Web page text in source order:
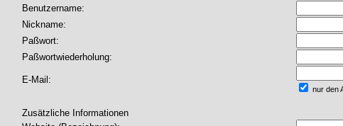
Benutzername:
Nickname:
Paßwort:
Paßwortwiederholung:
E-Mail:
nur den
Zusätzliche Informationen